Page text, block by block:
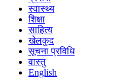
स्वास्थ्य
शिक्षा
साहित्य
खेलकुद
सूचना प्रविधि
वास्तु
English